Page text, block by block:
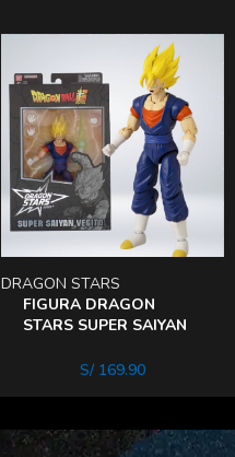
FIGURA DRAGON
STARS SUPER SAIYAN
DRAGON STARS
S/169.90